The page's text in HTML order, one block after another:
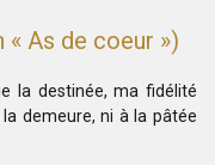
As de coeur »)
la destinée, ma fidélité
demeure, ni à la pâtée